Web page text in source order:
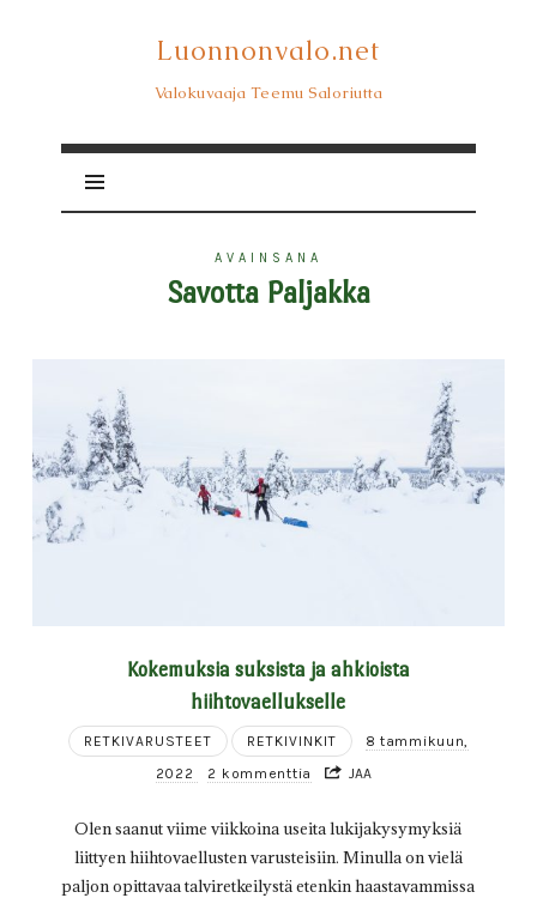
Luonnonvalo.net
Luonnonvalo.net
Valokuvaaja Teemu Saloriutta
AVAINSANA
Savotta Paljakka
Kokemuksia suksista ja ahkioista
hiihtovaellukselle
RETKIVARUSTEET RETKIVINKIT
8 tammikuun,
2022
2 kommenttia JAA
Olen saanut viime viikkoina useita lukijakysymyksiä
liittyen hiihtovaellusten varusteisiin. Minulla on vielä
paljon opittavaa talviretkeilystä etenkin haastavammissa